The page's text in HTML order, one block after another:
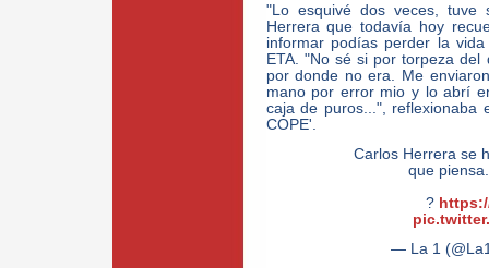
"Lo esquivé dos veces,
Herrera que todavía hoy
informar podías perder la
ETA. "No sé si por torpeza
por donde no era. Me
mano por error mio y lo abrí
caja de puros...", reflexionaba
COPE'.
Carlos Herrera se
que
?
— La 1